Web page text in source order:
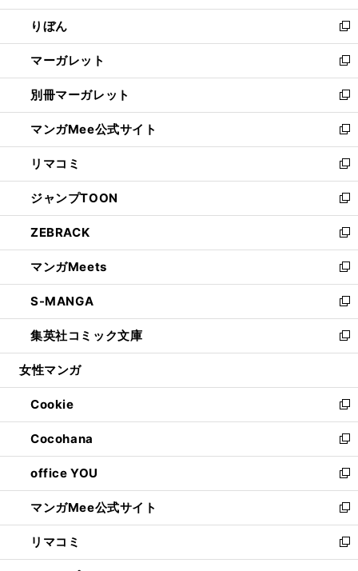
開
く
ウ
で
開
く
ン
ド
ウ
で
開
く
ウ
ィ
ン
ド
ウ
で
開
く
りぼん
新
し
い
ウ
ィ
ン
ド
ウ
で
開
く
マーガレット
新
し
い
ウ
ィ
ン
ド
ウ
で
開
く
別冊マーガレット
新
し
い
ウ
ィ
ン
ド
ウ
で
開
く
マンガMee公式サイト
新
し
い
ウ
ィ
ン
ド
ウ
で
開
く
リマコミ
新
し
い
ウ
ィ
ン
ド
ウ
で
開
く
ジャンプTOON
新
し
い
ウ
ィ
ン
ド
ウ
で
開
ZEBRACK
新
し
い
ウ
ィ
ン
ド
ウ
開
く
マンガMeets
新
し
い
ウ
ィ
ン
ウ
で
開
く
S-MANGA
新
し
い
ウ
ン
ド
ウ
で
開
く
集英社コミック文庫
新
し
ウ
ィ
ン
ド
ウ
で
開
く
女性マンガ
Cookie
新
し
い
ウ
ィ
ン
ド
ウ
で
開
Cocohana
新
し
い
ウ
ィ
ン
ド
ウ
office YOU
新
し
い
ウ
ィ
ン
マンガMee公式サイト
新
し
い
ウ
リマコミ
新
し